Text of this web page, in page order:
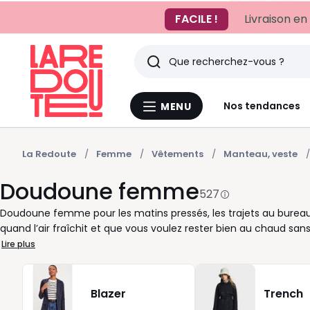
FACILE !
Livraison
Menu
MENU Nos tendances
Rechercher
Derniers
articles
vus
La Redoute Femme Vêtements Manteau, veste
Doudoune femme527
Doudoune femme pour les matins pressés, les trajets au
quand l’air fraîchit et que vous voulez rester bien au chaud
pour mieux couvrir, fine sous un manteau ou généreusement
selon vos envies : coupe droite facile à porter, version cintrée
franches pour réveiller la silhouette. Nous vous proposons des
agréables à porter, simples à coordonner avec un jean, un
Lire plus
Blazer Trench